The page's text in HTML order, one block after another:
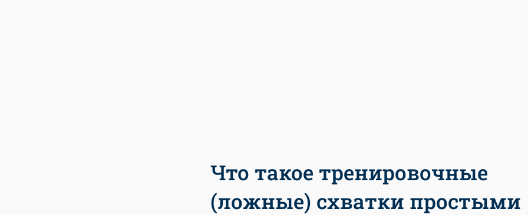
Что такое тренировочные
(ложные) схватки простыми